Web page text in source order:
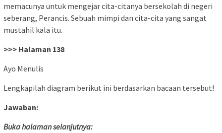
memacunya untuk mengejar cita-citanya bersekolah di negeri
seberang, Perancis. Sebuah mimpi dan cita-cita yang sangat
mustahil kala itu.
>>> Halaman 138
Ayo Menulis
Lengkapilah diagram berikut ini berdasarkan bacaan tersebut!
Jawaban:
Buka halaman selanjutnya: